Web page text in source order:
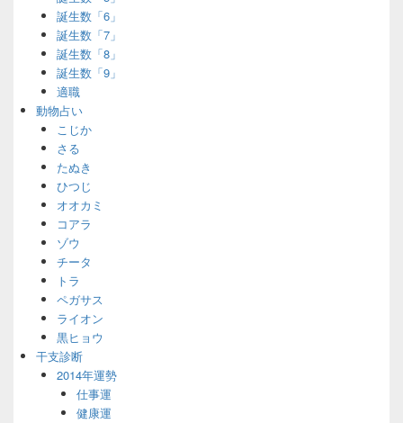
誕生数「6」
誕生数「7」
誕生数「8」
誕生数「9」
適職
動物占い
こじか
さる
たぬき
ひつじ
オオカミ
コアラ
ゾウ
チータ
トラ
ペガサス
ライオン
黒ヒョウ
干支診断
2014年運勢
仕事運
健康運